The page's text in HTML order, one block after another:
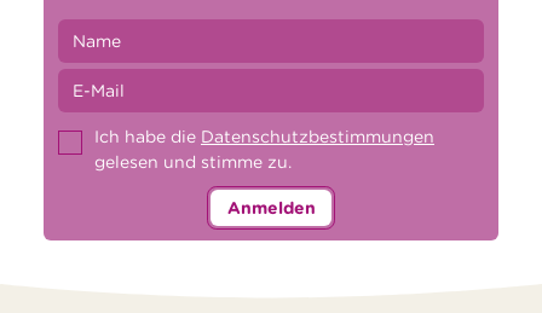
Ich habe die Datenschutzbestimmungen
gelesen und stimme zu.
Anmelden